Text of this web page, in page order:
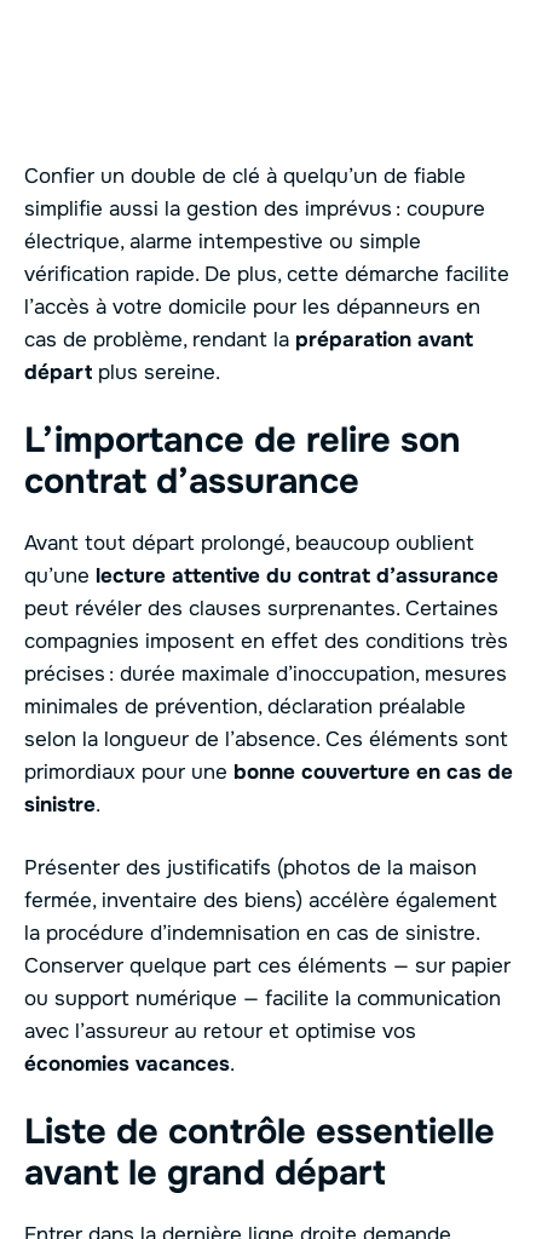
Confier un double de clé à quelqu’un de fiable
simplifie aussi la gestion des imprévus : coupure
électrique, alarme intempestive ou simple
vérification rapide. De plus, cette démarche facilite
l’accès à votre domicile pour les dépanneurs en
cas de problème, rendant la préparation avant
départ plus sereine.
L’importance de relire son
contrat d’assurance
Avant tout départ prolongé, beaucoup oublient
qu’une lecture attentive du contrat d’assurance
peut révéler des clauses surprenantes. Certaines
compagnies imposent en effet des conditions très
précises : durée maximale d’inoccupation, mesures
minimales de prévention, déclaration préalable
selon la longueur de l’absence. Ces éléments sont
primordiaux pour une bonne couverture en cas de
sinistre.
Présenter des justificatifs (photos de la maison
fermée, inventaire des biens) accélère également
la procédure d’indemnisation en cas de sinistre.
Conserver quelque part ces éléments — sur papier
ou support numérique — facilite la communication
avec l’assureur au retour et optimise vos
économies vacances.
Liste de contrôle essentielle
avant le grand départ